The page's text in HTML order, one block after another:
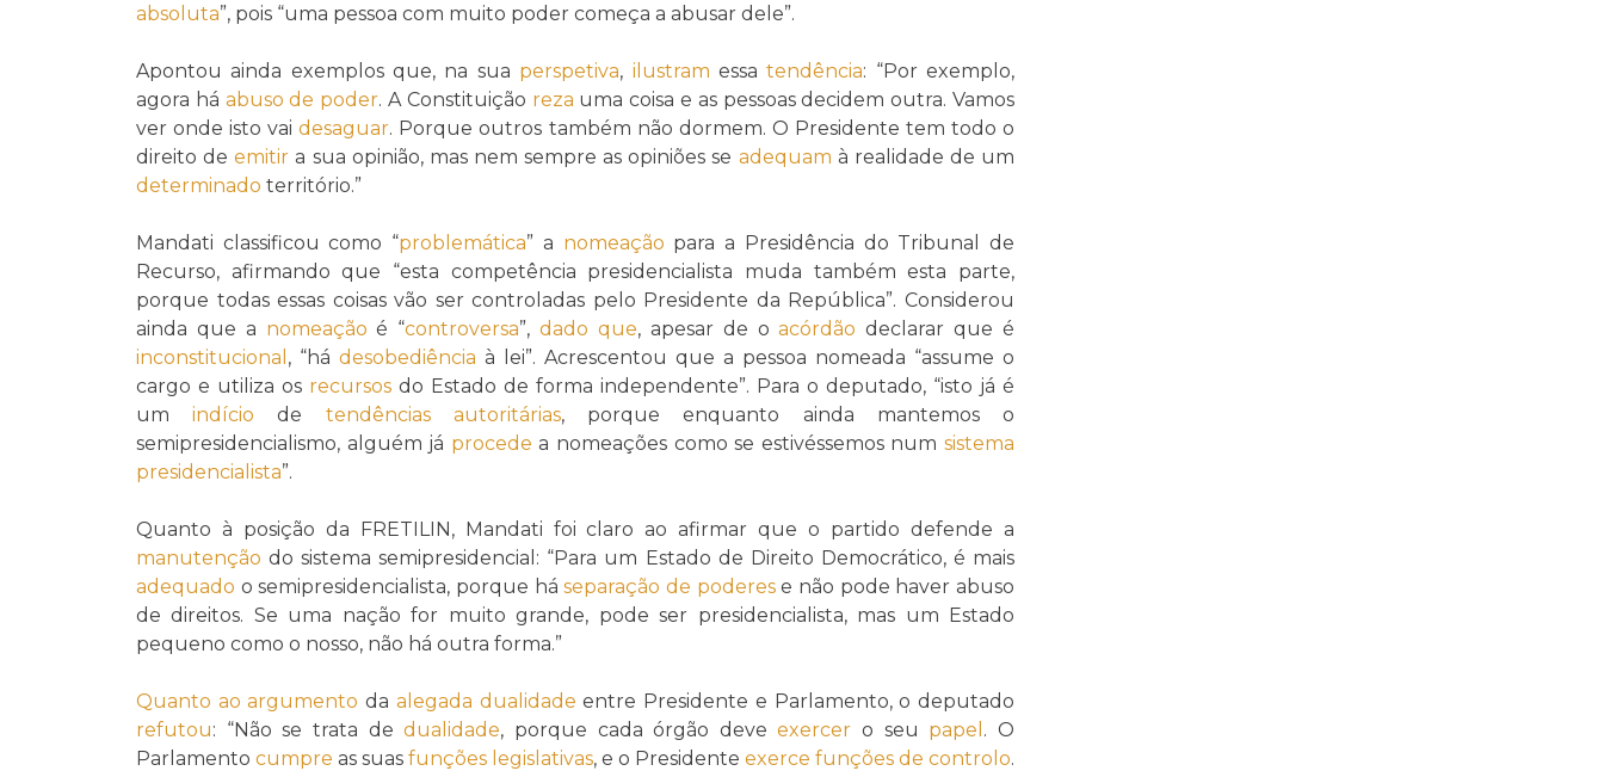
absoluta”, pois “uma pessoa com muito poder começa a abusar dele”.
Apontou ainda exemplos que, na sua perspetiva, ilustram essatendência: “Por exemplo,
agora há abuso de poder. A Constituição reza uma coisa e as pessoas decidem outra. Vamos
ver onde isto vaidesaguar. Porque outros também não dormem. O Presidente tem todo o
direito deemitir a sua opinião, mas nem sempre as opiniões se adequam à realidade de um
determinado território.”
Mandati classificou como “problemática” a nomeação para a Presidência do Tribunal de
Recurso, afirmando que “esta competência presidencialista muda também esta parte,
porque todas essas coisas vão ser controladas pelo Presidente da República”. Considerou
ainda que a nomeação é “controversa”,dado que, apesar de oacórdão declarar que é
inconstitucional , “há desobediência à lei”. Acrescentou que a pessoa nomeada “assume o
cargo e utiliza os recursos do Estado de forma independente”. Para o deputado, “isto já é
umindício de tendências autoritárias, porque enquanto ainda mantemos o
semipresidencialismo, alguém já procede a nomeações como se estivéssemos numsistema
presidencialista”.
Quanto à posição da FRETILIN, Mandati foi claro ao afirmar que o partido defende a
manutenção do sistema semipresidencial: “Para um Estado de Direito Democrático, é mais
adequado o semipresidencialista, porque háseparação de poderese não pode haver abuso
de direitos. Se uma nação for muito grande, pode ser presidencialista, mas um Estado
pequeno como o nosso, não há outra forma.”
Quanto ao argumento da alegada dualidade entre Presidente e Parlamento, o deputado
refutou: “Não se trata dedualidade, porque cada órgão deveexercer o seu papel . O
Parlamento cumpre as suas funções legislativas, e o Presidente exerce funções de controlo.